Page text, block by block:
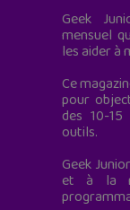
Geek
mensuel
les aider à
Ce
pour
des 10-
outils.
Geek
et à la